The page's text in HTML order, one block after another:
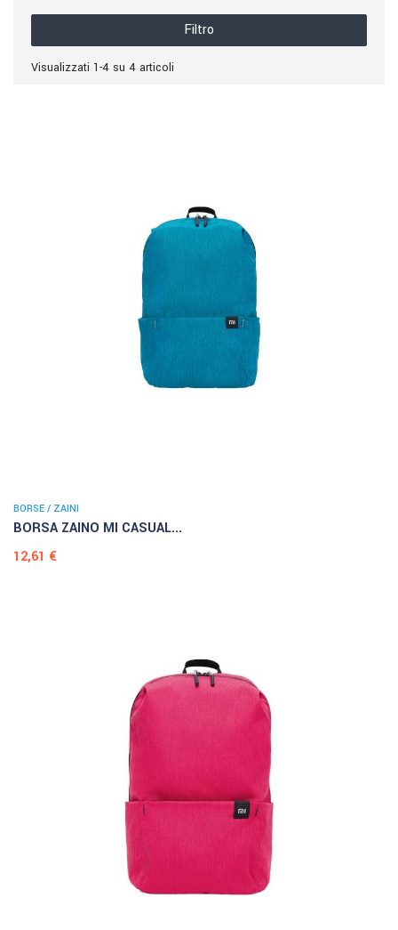
Filtro
Visualizzati 1-4 su 4 articoli
BORSE / ZAINI
BORSA ZAINO MI CASUAL...
Prezzo
12,61 €